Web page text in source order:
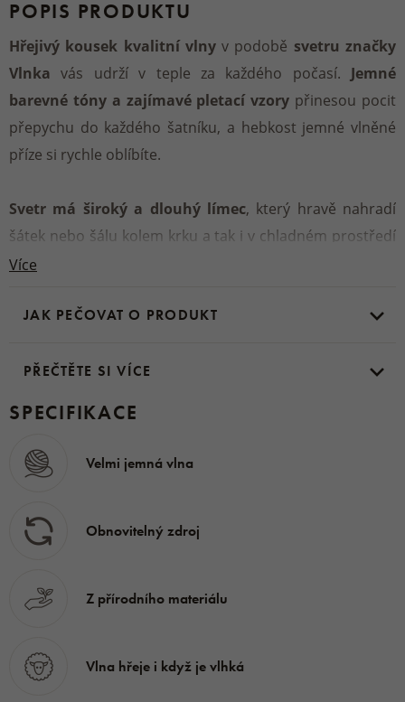
POPIS PRODUKTU
Hřejivý kousek kvalitní vlnyv podobě svetru značky
Vlnkavás udrží v teple za každého počasí. Jemné
barevné tóny a zajímavé pletací vzory přinesou pocit
přepychu do každého šatníku, a hebkost jemné vlněné
příze si rychle oblíbíte.
Svetr má široký a dlouhý límec, který hravě nahradí
šátek nebo šálu kolem krku a tak i v chladném prostředí
nebo průvanu nemusíte mít obavu z prochladnutí.
Ovčí vlna použitá pro výrobu tohoto svetru je
velmi
nemusíte se bát kousavého pocitu, který jsme kdysi u
vlastnosti ovčí vlny, jako je schopnost udržovat stálou
teplotu, odvádění vlhkosti od těla.
Více
JAK PEČOVAT O PRODUKT
PŘEČTĚTE SI VÍCE
SPECIFIKACE
Velmi jemná vlna
Obnovitelný zdroj
Z přírodního materiálu
Vlna hřeje i když je vlhká